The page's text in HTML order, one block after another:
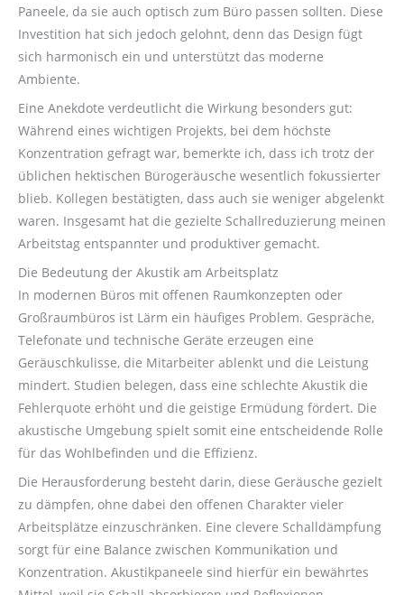
Paneele, da sie auch optisch zum Büro passen sollten. Diese
Investition hat sich jedoch gelohnt, denn das Design fügt
sich harmonisch ein und unterstützt das moderne
Ambiente.
Eine Anekdote verdeutlicht die Wirkung besonders gut:
Während eines wichtigen Projekts, bei dem höchste
Konzentration gefragt war, bemerkte ich, dass ich trotz der
üblichen hektischen Bürogeräusche wesentlich fokussierter
blieb. Kollegen bestätigten, dass auch sie weniger abgelenkt
waren. Insgesamt hat die gezielte Schallreduzierung meinen
Arbeitstag entspannter und produktiver gemacht.
Die Bedeutung der Akustik am Arbeitsplatz
In modernen Büros mit offenen Raumkonzepten oder
Großraumbüros ist Lärm ein häufiges Problem. Gespräche,
Telefonate und technische Geräte erzeugen eine
Geräuschkulisse, die Mitarbeiter ablenkt und die Leistung
mindert. Studien belegen, dass eine schlechte Akustik die
Fehlerquote erhöht und die geistige Ermüdung fördert. Die
akustische Umgebung spielt somit eine entscheidende Rolle
für das Wohlbefinden und die Effizienz.
Die Herausforderung besteht darin, diese Geräusche gezielt
zu dämpfen, ohne dabei den offenen Charakter vieler
Arbeitsplätze einzuschränken. Eine clevere Schalldämpfung
sorgt für eine Balance zwischen Kommunikation und
Konzentration. Akustikpaneele sind hierfür ein bewährtes